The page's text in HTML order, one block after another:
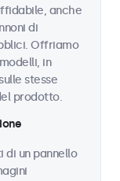
anche
di
Offriamo
in
stesse
prodotto.
di un pannello